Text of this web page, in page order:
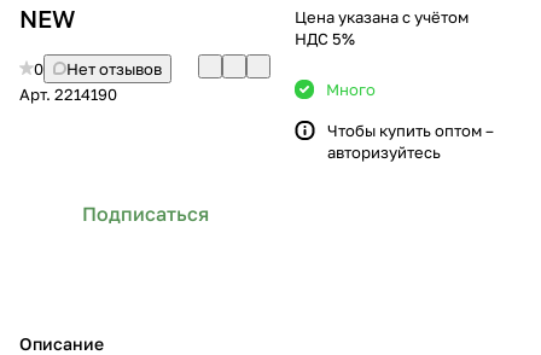
NEW
0
Нет отзывов
Арт. 2214190
Подписаться
Описание
Цена указана с учётом
НДС 5%
Много
Чтобы купить оптом –
авторизуйтесь